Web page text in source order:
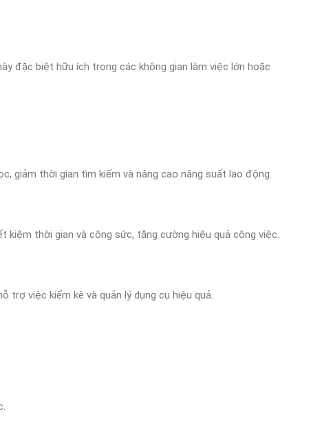
đặc biệt hữu ích trong các không gian làm việc lớn hoặc
giảm thời gian tìm kiếm và nâng cao năng suất lao động.
kiệm thời gian và công sức, tăng cường hiệu quả công việc.
trợ việc kiểm kê và quản lý dụng cụ hiệu quả.